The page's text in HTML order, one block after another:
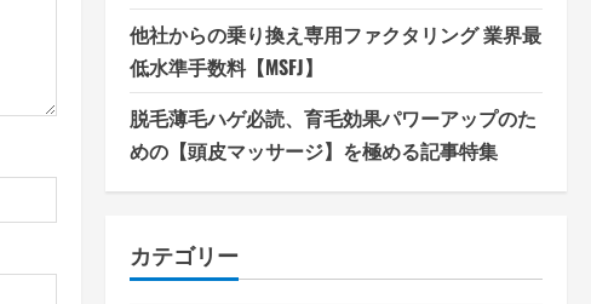
他社からの乗り換え専用ファクタリング 業界最
低水準手数料【MSFJ】
脱毛薄毛ハゲ必読、育毛効果パワーアップのた
めの【頭皮マッサージ】を極める記事特集
カテゴリー